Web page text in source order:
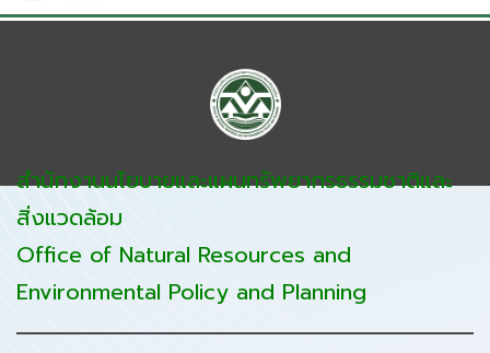
สำนักงานนโยบายและแผนทรัพยากรธรรมชาติและ
สิ่งแวดล้อม
Office of Natural Resources and
Environmental Policy and Planning